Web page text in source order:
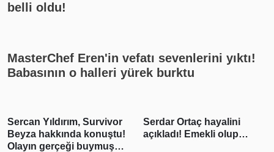
belli oldu!
MasterChef Eren'in vefatı sevenlerini yıktı!
Babasının o halleri yürek burktu
Sercan Yıldırım, Survivor
Beyza hakkında konuştu!
Olayın gerçeği buymuş…
Serdar Ortaç hayalini
açıkladı! Emekli olup…